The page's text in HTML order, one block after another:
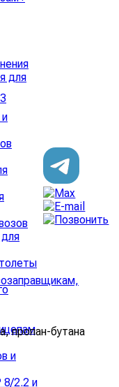
для
и
8/2.2 и
пропан-бутана